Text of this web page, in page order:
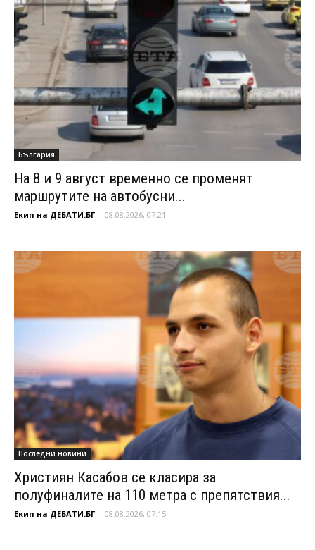
България
На 8 и 9 август временно се променят
маршрутите на автобусни...
Екип на ДЕБАТИ.БГ - 08.08.2026, 07:21
Последни новини
Християн Касабов се класира за
полуфиналите на 110 метра с препятствия...
Екип на ДЕБАТИ.БГ - 08.08.2026, 07:15